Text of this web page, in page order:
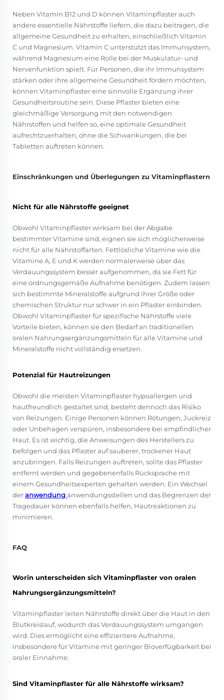
Neben Vitamin B12 und D können Vitaminpflaster auch
andere essentielle Nährstoffe liefern, die dazu beitragen, die
allgemeine Gesundheit zu erhalten, einschließlich Vitamin
C und Magnesium. Vitamin C unterstützt das Immunsystem,
während Magnesium eine Rolle bei der Muskulatur- und
Nervenfunktion spielt. Für Personen, die ihr Immunsystem
stärken oder ihre allgemeine Gesundheit fördern möchten,
können Vitaminpflaster eine sinnvolle Ergänzung ihrer
Gesundheitsroutine sein. Diese Pflaster bieten eine
gleichmäßige Versorgung mit den notwendigen
Nährstoffen und helfen so, eine optimale Gesundheit
aufrechtzuerhalten, ohne die Schwankungen, die bei
Tabletten auftreten können.
Einschränkungen und Überlegungen zu Vitaminpflastern
Nicht für alle Nährstoffe geeignet
Obwohl Vitaminpflaster wirksam bei der Abgabe
bestimmter Vitamine sind, eignen sie sich möglicherweise
nicht für alle Nährstoffarten. Fettlösliche Vitamine wie die
Vitamine A, E und K werden normalerweise über das
Verdauungssystem besser aufgenommen, da sie Fett für
eine ordnungsgemäße Aufnahme benötigen. Zudem lassen
sich bestimmte Mineralstoffe aufgrund ihrer Größe oder
chemischen Struktur nur schwer in ein Pflaster einbinden.
Obwohl Vitaminpflaster für spezifische Nährstoffe viele
Vorteile bieten, können sie den Bedarf an traditionellen
oralen Nahrungsergänzungsmitteln für alle Vitamine und
Mineralstoffe nicht vollständig ersetzen.
Potenzial für Hautreizungen
Obwohl die meisten Vitaminpflaster hypoallergen und
hautfreundlich gestaltet sind, besteht dennoch das Risiko
von Reizungen. Einige Personen können Rötungen, Juckreiz
oder Unbehagen verspüren, insbesondere bei empfindlicher
Haut. Es ist wichtig, die Anweisungen des Herstellers zu
befolgen und das Pflaster auf sauberer, trockener Haut
anzubringen. Falls Reizungen auftreten, sollte das Pflaster
entfernt werden und gegebenenfalls Rücksprache mit
einem Gesundheitsexperten gehalten werden. Ein Wechsel
deranwendunganwendungsstellen und das Begrenzen der
Tragedauer können ebenfalls helfen, Hautreaktionen zu
minimieren.
FAQ
Worin unterscheiden sich Vitaminpflaster von oralen
Nahrungsergänzungsmitteln?
Vitaminpflaster leiten Nährstoffe direkt über die Haut in den
Blutkreislauf, wodurch das Verdauungssystem umgangen
wird. Dies ermöglicht eine effizientere Aufnahme,
insbesondere für Vitamine mit geringer Bioverfügbarkeit bei
oraler Einnahme.
Sind Vitaminpflaster für alle Nährstoffe wirksam?